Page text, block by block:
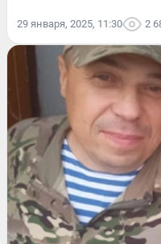
29 января, 2025, 11:30 2